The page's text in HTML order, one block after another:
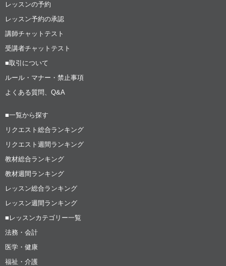
レッスンの予約
レッスン予約の承認
講師チャットテスト
受講者チャットテスト
■取引について
ルール・マナー・禁止事項
よくある質問、Q&A
■一覧から探す
リクエスト総合ランキング
リクエスト週間ランキング
教材総合ランキング
教材週間ランキング
レッスン総合ランキング
レッスン週間ランキング
■レッスンカテゴリー一覧
法務・会計
医学・健康
福祉・介護